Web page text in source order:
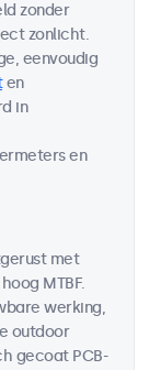
zonder
zonlicht.
eenvoudig
en
in
en
met
MTBF.
werking,
outdoor
gecoat PCB-